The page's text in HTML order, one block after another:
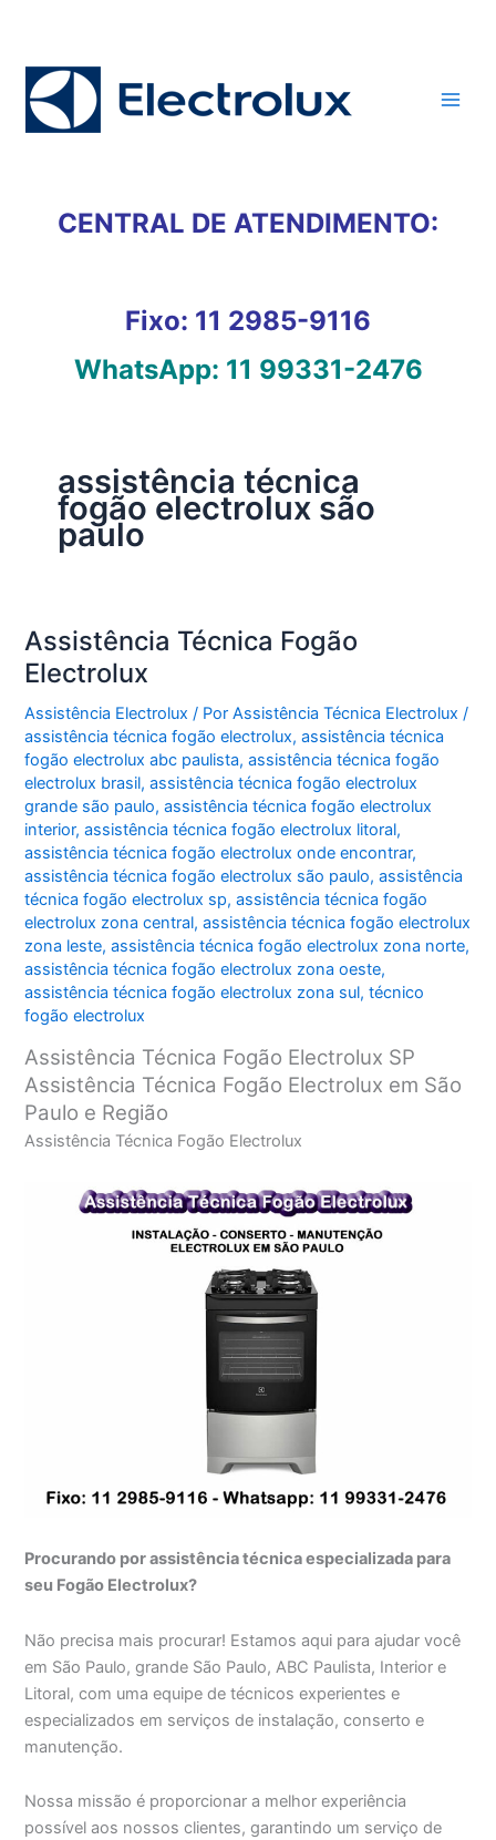
conteúdo
CENTRAL DE ATENDIMENTO:
Fixo: 11 2985-9116
WhatsApp: 11 99331-2476
assistência técnica
fogão electrolux são
paulo
Assistência Técnica Fogão
Electrolux
Assistência Electrolux / PorAssistência Técnica Electrolux/
assistência técnica fogão electrolux,assistência técnica
fogão electrolux abc paulista,assistência técnica fogão
electrolux brasil,assistência técnica fogão electrolux
grande são paulo,assistência técnica fogão electrolux
interior,assistência técnica fogão electrolux litoral,
assistência técnica fogão electrolux onde encontrar,
assistência técnica fogão electrolux são paulo,assistência
técnica fogão electrolux sp,assistência técnica fogão
electrolux zona central,assistência técnica fogão electrolux
zona leste,assistência técnica fogão electrolux zona norte,
assistência técnica fogão electrolux zona oeste,
assistência técnica fogão electrolux zona sul,técnico
fogão electrolux
Assistência Técnica Fogão Electrolux SP
Assistência Técnica Fogão Electrolux em São
Paulo e Região
Assistência Técnica Fogão Electrolux
Procurando por assistência técnica especializada para
seu Fogão Electrolux?
Não precisa mais procurar! Estamos aqui para ajudar você
em São Paulo, grande São Paulo, ABC Paulista, Interior e
Litoral, com uma equipe de técnicos experientes e
especializados em serviços de instalação, conserto e
manutenção.
Nossa missão é proporcionar a melhor experiência
possível aos nossos clientes, garantindo um serviço de